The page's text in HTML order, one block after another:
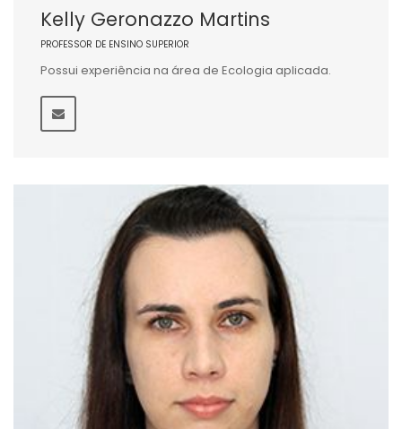
Kelly Geronazzo Martins
PROFESSOR DE ENSINO SUPERIOR
Possui experiência na área de Ecologia aplicada.